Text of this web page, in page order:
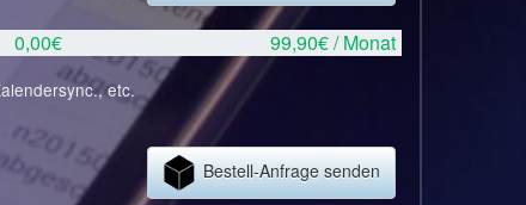
0,00€ 99,90€ / Monat
etc.
Bestell-Anfrage senden